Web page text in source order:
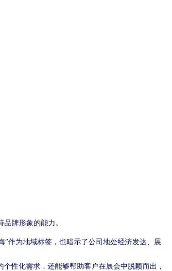
牌形象的能力。
”作为地域标签，也暗示了公司地处经济发达、展
性化需求，还能够帮助客户在展会中脱颖而出，